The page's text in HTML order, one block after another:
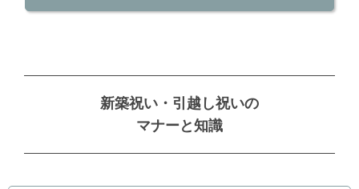
新築祝い・引越し祝いの
マナーと知識